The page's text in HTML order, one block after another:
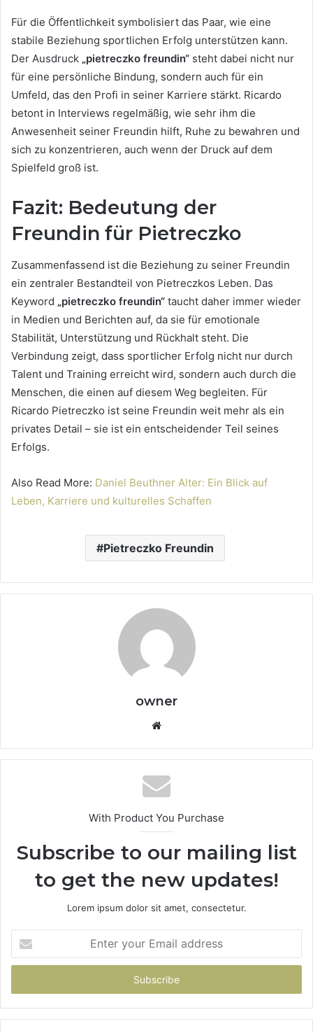
Für die Öffentlichkeit symbolisiert das Paar, wie eine
stabile Beziehung sportlichen Erfolg unterstützen kann.
Der Ausdruck „pietreczko freundin“ steht dabei nicht nur
für eine persönliche Bindung, sondern auch für ein
Umfeld, das den Profi in seiner Karriere stärkt. Ricardo
betont in Interviews regelmäßig, wie sehr ihm die
Anwesenheit seiner Freundin hilft, Ruhe zu bewahren und
sich zu konzentrieren, auch wenn der Druck auf dem
Spielfeld groß ist.
Fazit: Bedeutung der
Freundin für Pietreczko
Zusammenfassend ist die Beziehung zu seiner Freundin
ein zentraler Bestandteil von Pietreczkos Leben. Das
Keyword „pietreczko freundin“ taucht daher immer wieder
in Medien und Berichten auf, da sie für emotionale
Stabilität, Unterstützung und Rückhalt steht. Die
Verbindung zeigt, dass sportlicher Erfolg nicht nur durch
Talent und Training erreicht wird, sondern auch durch die
Menschen, die einen auf diesem Weg begleiten. Für
Ricardo Pietreczko ist seine Freundin weit mehr als ein
privates Detail – sie ist ein entscheidender Teil seines
Erfolgs.
Also Read More: Daniel Beuthner Alter: Ein Blick auf
Leben, Karriere und kulturelles Schaffen
Pietreczko Freundin
owner
Website
With Product You Purchase
Subscribe to our mailing list
to get the new updates!
Lorem ipsum dolor sit amet, consectetur.
your
Email